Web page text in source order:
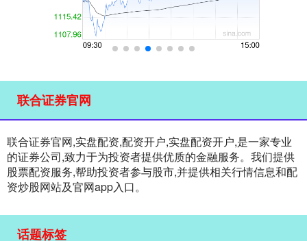
联合证券官网
联合证券官网,实盘配资,配资开户,实盘配资开户,是一家专业
的证券公司,致力于为投资者提供优质的金融服务。我们提供
股票配资服务,帮助投资者参与股市,并提供相关行情信息和配
资炒股网站及官网app入口。
话题标签